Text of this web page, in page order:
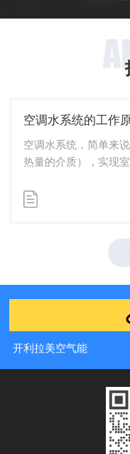
空调水系统的工作
空调水系统，简单来
热量的介质），实现
开利拉美空气能